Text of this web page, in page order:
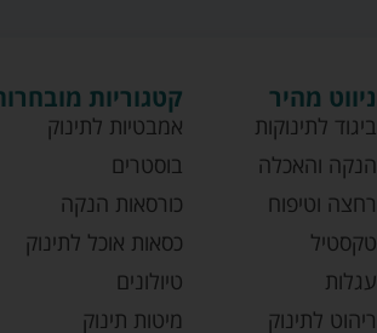
ניווט מהיר
ביגוד לתינוקות
הנקה והאכלה
רחצה וטיפוח
טקסטיל
עגלות
ריהוט לתינוק
קטגוריות
אמבטיות לתינוק
בוסטרים
כורסאות הנקה
כסאות אוכל לתינוק
טיולונים
מיטות תינוק